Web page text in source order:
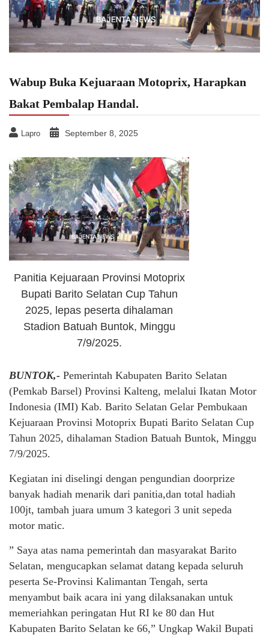
Wabup Buka Kejuaraan Motoprix, Harapkan
Bakat Pembalap Handal.
Lapro September 8, 2025
Panitia Kejuaraan Provinsi Motoprix
Bupati Barito Selatan Cup Tahun
2025, lepas peserta dihalaman
Stadion Batuah Buntok, Minggu
7/9/2025.
BUNTOK,- Pemerintah Kabupaten Barito Selatan
(Pemkab Barsel) Provinsi Kalteng, melalui Ikatan Motor
Indonesia (IMI) Kab. Barito Selatan Gelar Pembukaan
Kejuaraan Provinsi Motoprix Bupati Barito Selatan Cup
Tahun 2025, dihalaman Stadion Batuah Buntok, Minggu
7/9/2025.
Kegiatan ini diselingi dengan pengundian doorprize
banyak hadiah menarik dari panitia,dan total hadiah
100jt, tambah juara umum 3 kategori 3 unit sepeda
motor matic.
” Saya atas nama pemerintah dan masyarakat Barito
Selatan, mengucapkan selamat datang kepada seluruh
peserta Se-Provinsi Kalimantan Tengah, serta
menyambut baik acara ini yang dilaksanakan untuk
memeriahkan peringatan Hut RI ke 80 dan Hut
Kabupaten Barito Selatan ke 66,” Ungkap Wakil Bupati